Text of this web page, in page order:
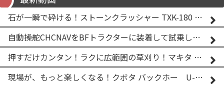
石が一瞬で砕ける！ストーンクラッシャー TXK-180 実演
自動操舵CHCNAVをBFトラクターに装着して試乗してみた！！ CHCNAV NX610
押すだけカンタン！ラクに広範囲の草刈り！マキタ バッテリー式草刈り機 MUG001G 2
現場が、もっと楽しくなる！クボタ バックホー U-25-3A